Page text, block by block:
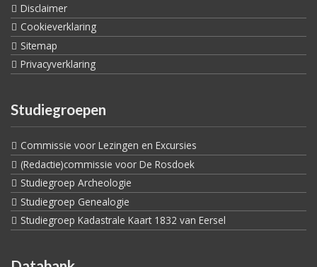
Disclaimer
Cookieverklaring
Sitemap
Privacyverklaring
Studiegroepen
Commissie voor Lezingen en Excursies
(Redactie)commissie voor De Rosdoek
Studiegroep Archeologie
Studiegroep Genealogie
Studiegroep Kadastrale Kaart 1832 van Eersel